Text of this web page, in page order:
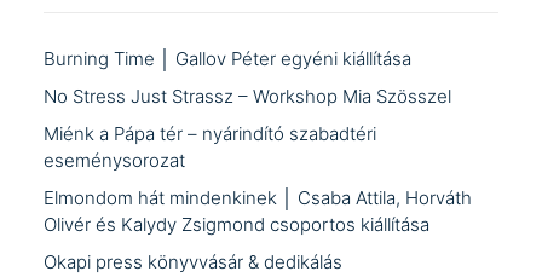
Burning Time │ Gallov Péter egyéni kiállítása
No Stress Just Strassz – Workshop Mia Szösszel
Miénk a Pápa tér – nyárindító szabadtéri
eseménysorozat
Elmondom hát mindenkinek │ Csaba Attila, Horváth
Olivér és Kalydy Zsigmond csoportos kiállítása
Okapi press könyvvásár & dedikálás